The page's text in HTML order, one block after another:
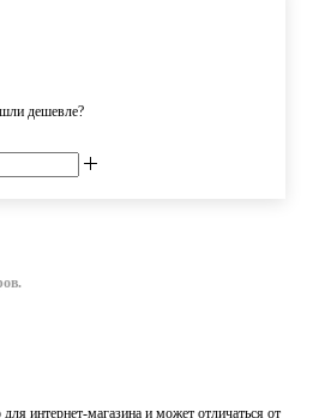
дешевле?
для интернет-магазина и может отличаться от